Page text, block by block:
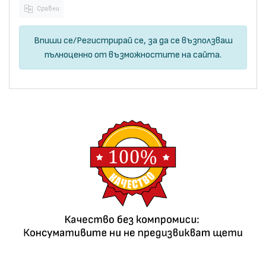
Сравни
Впиши се/Регистрирай се, за да се възползваш
пълноценно от възможностите на сайта.